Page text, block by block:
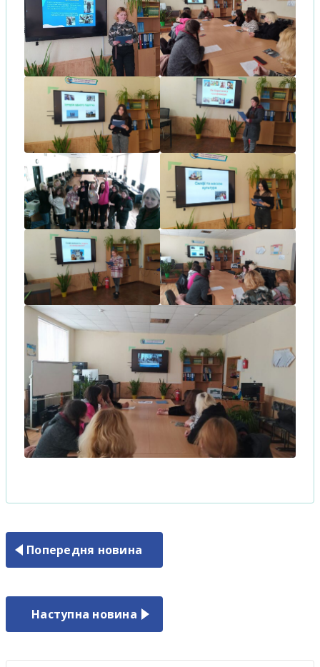
Попередня новина
Наступна новина